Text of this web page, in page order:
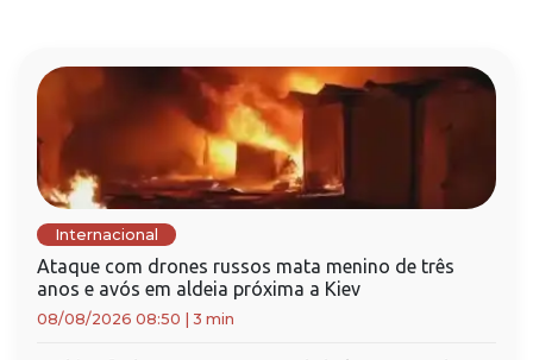
Internacional
Ataque com drones russos mata menino de três
anos e avós em aldeia próxima a Kiev
08/08/2026 08:50 3 min